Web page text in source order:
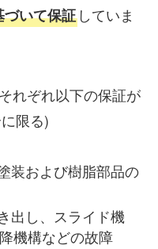
いて保証していま
れぞれ以下の保証が
限る)
装および樹脂部品の
出し、スライド機
機構などの故障